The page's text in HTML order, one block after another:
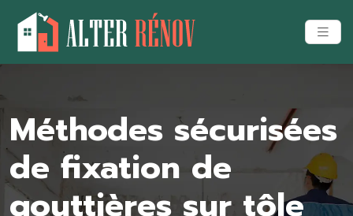
Méthodes sécurisées
de fixation de
gouttières sur tôle